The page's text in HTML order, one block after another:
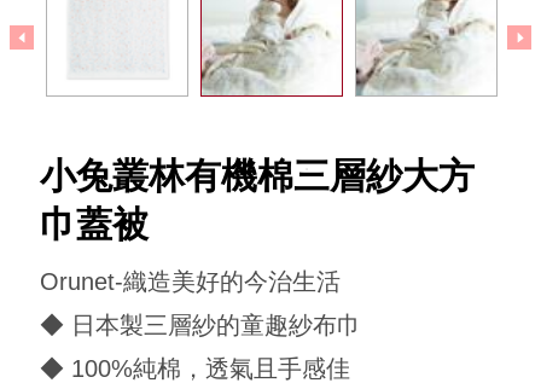
小兔叢林有機棉三層紗大方
巾蓋被
Orunet-織造美好的今治生活
◆ 日本製三層紗的童趣紗布巾
◆ 100%純棉，透氣且手感佳